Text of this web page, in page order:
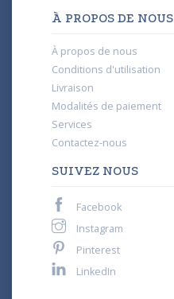
À PROPOS DE NOUS
À propos de nous
Conditions d'utilisation
Livraison
Modalités de paiement
Services
Contactez-nous
SUIVEZ NOUS
Facebook
Instagram
Pinterest
LinkedIn